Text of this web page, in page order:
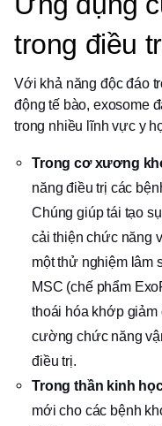
trong điều
Với khả năng độc đáo
động tế bào, exosome
trong nhiều lĩnh vực y
Trong cơ xương
năng điều trị các
Chúng giúp tái tạo
cải thiện chức năng
một thử nghiệm lâm
MSC (chế phẩm
thoái hóa khớp giảm
cường chức năng
điều trị.
Trong thần kinh
mới cho các bệnh